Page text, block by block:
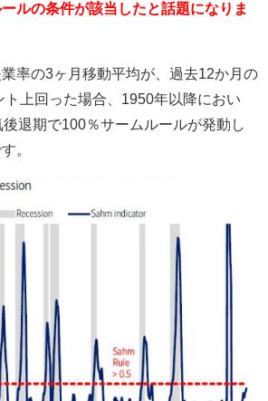
ルの条件が該当したと話題になりま
率の3ヶ月移動平均が、過去12か月の
ト上回った場合、1950年以降におい
退期で100％サームルールが発動し
。